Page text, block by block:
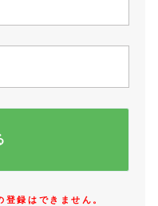
録はできません。